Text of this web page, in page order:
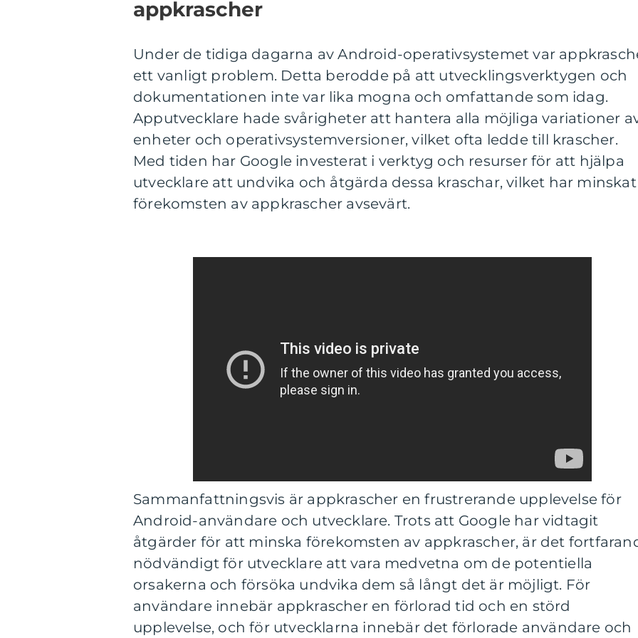
appkrascher
Under de tidiga dagarna av Android-operativsystemet var
ett vanligt problem. Detta berodde på att utvecklingsverktygen och
dokumentationen inte var lika mogna och omfattande som idag.
Apputvecklare hade svårigheter att hantera alla möjliga variationer
enheter och operativsystemversioner, vilket ofta ledde till krascher.
Med tiden har Google investerat i verktyg och resurser för att hjälpa
utvecklare att undvika och åtgärda dessa kraschar, vilket har minskat
förekomsten av appkrascher avsevärt.
Sammanfattningsvis är appkrascher en frustrerande upplevelse för
Android-användare och utvecklare. Trots att Google har vidtagit
åtgärder för att minska förekomsten av appkrascher, är det
nödvändigt för utvecklare att vara medvetna om de potentiella
orsakerna och försöka undvika dem så långt det är möjligt. För
användare innebär appkrascher en förlorad tid och en störd
upplevelse, och för utvecklarna innebär det förlorade användare och